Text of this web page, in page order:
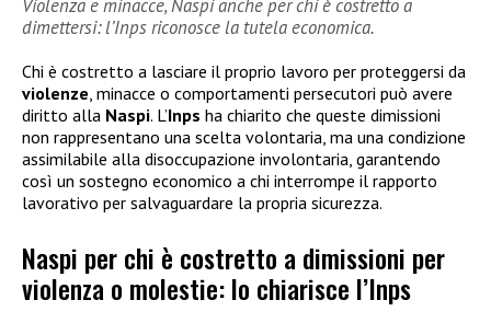
Violenza e minacce, Naspi anche per chi è costretto a
dimettersi: l’Inps riconosce la tutela economica.
Chi è costretto a lasciare il proprio lavoro per proteggersi da
violenze , minacce o comportamenti persecutori può avere
diritto alla Naspi. L’Inps ha chiarito che queste dimissioni
non rappresentano una scelta volontaria, ma una condizione
assimilabile alla disoccupazione involontaria, garantendo
così un sostegno economico a chi interrompe il rapporto
lavorativo per salvaguardare la propria sicurezza.
Naspi per chi è costretto a dimissioni per
violenza o molestie: lo chiarisce l’Inps